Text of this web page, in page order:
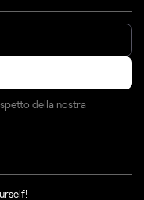
della nostra